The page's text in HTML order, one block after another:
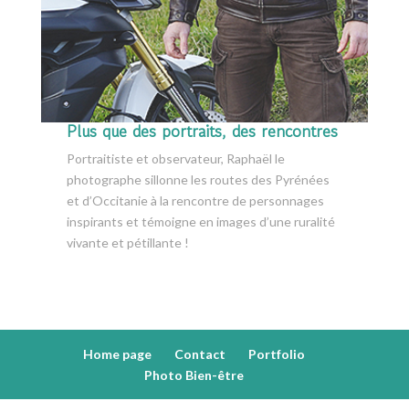
Plus que des portraits, des rencontres
Portraitiste et observateur, Raphaël le
photographe sillonne les routes des Pyrénées
et d’Occitanie à la rencontre de personnages
inspirants et témoigne en images d’une ruralité
vivante et pétillante !
Home page Contact
Portfolio
Photo Bien-être